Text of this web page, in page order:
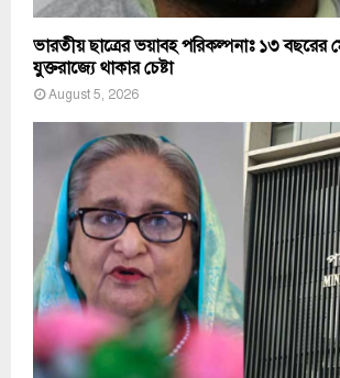
ভারতীয় ছাত্রের ভয়াবহ পরিকল্পনাঃ ১৩ বছরের
যুক্তরাজ্যে থাকার চেষ্টা
August 5, 2026